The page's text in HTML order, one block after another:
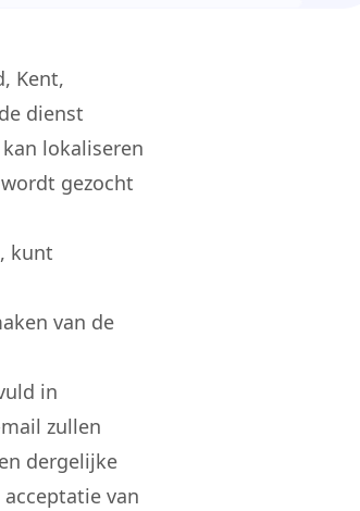
Kent,
dienst
lokaliseren
gezocht
kunt
van de
in
zullen
dergelijke
van